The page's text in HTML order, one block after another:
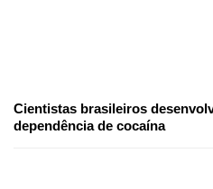
Cientistas brasileiros
dependência de cocaína